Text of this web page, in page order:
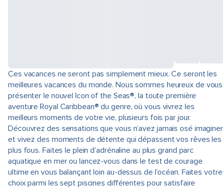
Ces vacances ne seront pas simplement mieux. Ce seront les
meilleures vacances du monde. Nous sommes heureux de vous
présenter le nouvel Icon of the Seas®, la toute première
aventure Royal Caribbean® du genre, où vous vivrez les
meilleurs moments de votre vie, plusieurs fois par jour.
Découvrez des sensations que vous n’avez jamais osé imaginer
et vivez des moments de détente qui dépassent vos rêves les
plus fous. Faites le plein d’adrénaline au plus grand parc
aquatique en mer ou lancez-vous dans le test de courage
ultime en vous balançant loin au-dessus de l’océan. Faites votre
choix parmi les sept piscines différentes pour satisfaire